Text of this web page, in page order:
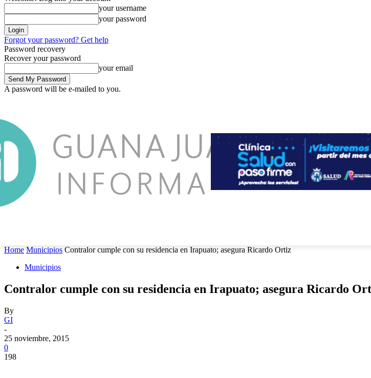
your username
your password
Forgot your password? Get help
Password recovery
Recover your password
your email
A password will be e-mailed to you.
Home Municipios Contralor cumple con su residencia en Irapuato; asegura Ricardo Ortiz
Municipios
Contralor cumple con su residencia en Irapuato; asegura Ricardo
By
GI
-
25 noviembre, 2015
0
198